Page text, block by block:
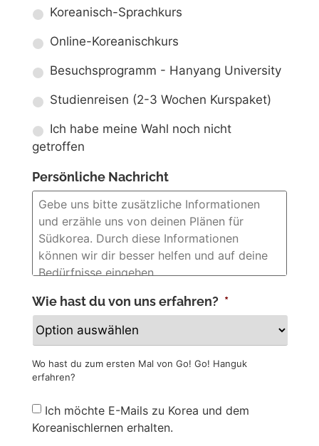
Koreanisch-Sprachkurs
Online-Koreanischkurs
Besuchsprogramm - Hanyang University
Studienreisen (2-3 Wochen Kurspaket)
Ich habe meine Wahl noch nicht
getroffen
Persönliche Nachricht
Wie hast du von uns erfahren? *
Wo hast du zum ersten Mal von Go! Go! Hanguk
erfahren?
Newsletter
Ich möchte E-Mails zu Korea und dem
Koreanischlernen erhalten.